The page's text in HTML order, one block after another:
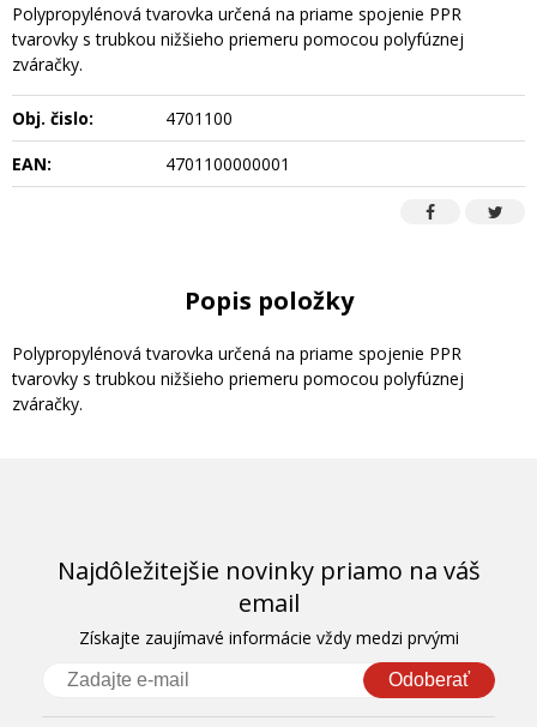
Polypropylénová tvarovka určená na priame spojenie PPR
tvarovky s trubkou nižšieho priemeru pomocou polyfúznej
zváračky.
Obj. čislo:
4701100
EAN:
4701100000001
Popis položky
Polypropylénová tvarovka určená na priame spojenie PPR
tvarovky s trubkou nižšieho priemeru pomocou polyfúznej
zváračky.
Najdôležitejšie novinky priamo na váš
email
Získajte zaujímavé informácie vždy medzi prvými
Odoberať